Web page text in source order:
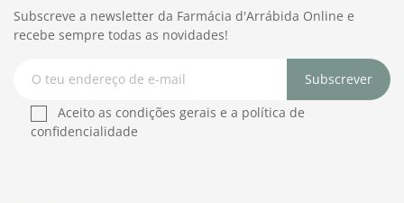
Subscreve a newsletter da Farmácia d'Arrábida Online e
recebe sempre todas as novidades!
Subscrever
Aceito as condições gerais e a política de
confidencialidade